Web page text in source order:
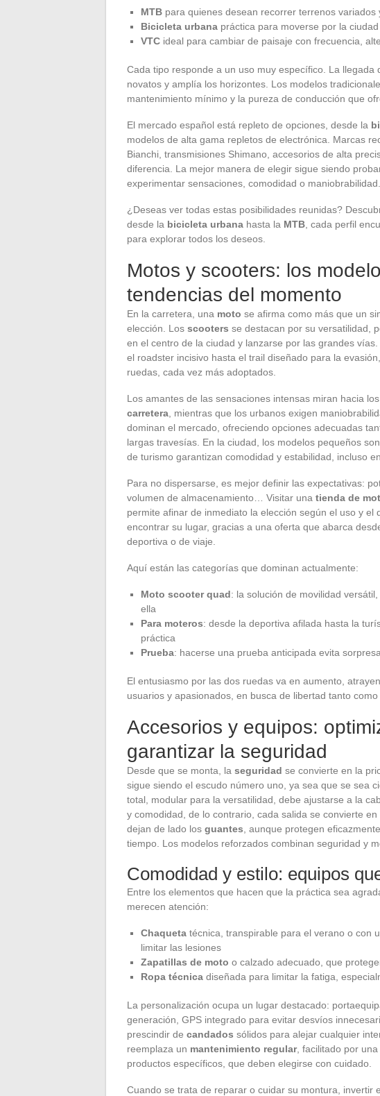
MTB para quienes desean recorrer terrenos
Bicicleta urbana práctica para moverse por la
VTC ideal para cambiar de paisaje con frecuencia,
Cada tipo responde a un uso muy específico. La
novatos y amplía los horizontes. Los modelos
mantenimiento mínimo y la pureza de conducción que
El mercado español está repleto de opciones, desde la
modelos de alta gama repletos de electrónica. Marcas
Bianchi, transmisiones Shimano, accesorios de alta
diferencia. La mejor manera de elegir sigue siendo
experimentar sensaciones, comodidad o maniobrabilidad.
¿Deseas ver todas estas posibilidades reunidas?
desde la bicicleta urbana hasta la MTB , cada perfil
para explorar todos los deseos.
Motos y scooters: los
tendencias del momento
En la carretera, una moto se afirma como más que un
elección. Los scooters se destacan por su versatilidad,
en el centro de la ciudad y lanzarse por las grandes vías.
el roadster incisivo hasta el trail diseñado para la
ruedas, cada vez más adoptados.
Los amantes de las sensaciones intensas miran hacia
carretera , mientras que los urbanos exigen
dominan el mercado, ofreciendo opciones adecuadas
largas travesías. En la ciudad, los modelos pequeños
de turismo garantizan comodidad y estabilidad, incluso
Para no dispersarse, es mejor definir las expectativas:
volumen de almacenamiento… Visitar una tienda de
permite afinar de inmediato la elección según el uso y el
encontrar su lugar, gracias a una oferta que abarca
deportiva o de viaje.
Aquí están las categorías que dominan actualmente:
Moto scooter quad: la solución de movilidad
ella
Para moteros: desde la deportiva afilada hasta la
práctica
Prueba: hacerse una prueba anticipada evita
El entusiasmo por las dos ruedas va en aumento,
usuarios y apasionados, en busca de libertad tanto como
Accesorios y equipos:
garantizar la seguridad
Desde que se monta, la seguridad se convierte en la
sigue siendo el escudo número uno, ya sea que se sea
total, modular para la versatilidad, debe ajustarse a la
y comodidad, de lo contrario, cada salida se convierte
dejan de lado los guantes , aunque protegen
tiempo. Los modelos reforzados combinan seguridad y
Comodidad y estilo: equipos
Entre los elementos que hacen que la práctica sea
merecen atención:
Chaqueta técnica, transpirable para el verano o con
limitar las lesiones
Zapatillas de moto o calzado adecuado, que
Ropa técnica diseñada para limitar la fatiga,
La personalización ocupa un lugar destacado:
generación, GPS integrado para evitar desvíos
prescindir de candados sólidos para alejar cualquier
reemplaza un mantenimiento regular, facilitado por
productos específicos, que deben elegirse con cuidado.
Cuando se trata de reparar o cuidar su montura, invertir